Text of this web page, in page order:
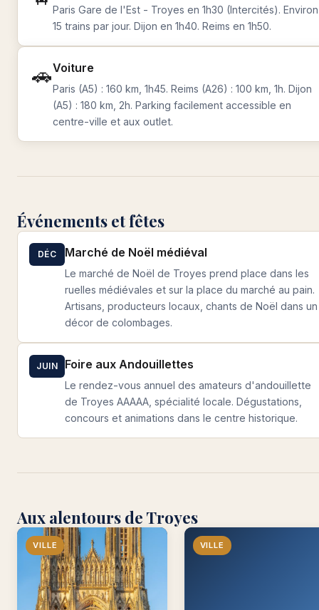
Paris Gare de l'Est - Troyes en 1h30 (Intercités). Environ
15 trains par jour. Dijon en 1h40. Reims en 1h50.
🚗Voiture
Paris (A5) : 160 km, 1h45. Reims (A26) : 100 km, 1h. Dijon
(A5) : 180 km, 2h. Parking facilement accessible en
centre-ville et aux outlet.
Événements et fêtes
DÉC Marché de Noël médiéval
Le marché de Noël de Troyes prend place dans les
ruelles médiévales et sur la place du marché au pain.
Artisans, producteurs locaux, chants de Noël dans un
décor de colombages.
JUIN Foire aux Andouillettes
Le rendez-vous annuel des amateurs d'andouillette
de Troyes AAAAA, spécialité locale. Dégustations,
concours et animations dans le centre historique.
Aux alentours de Troyes
VILLE VILLE